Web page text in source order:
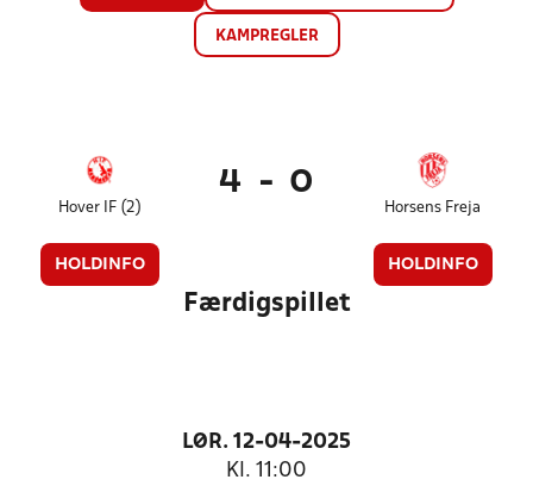
KAMPREGLER
Hover IF (2)
HOLDINFO
4 - 0
Horsens Freja
HOLDINFO
Færdigspillet
LØR. 12-04-2025
Kl. 11:00